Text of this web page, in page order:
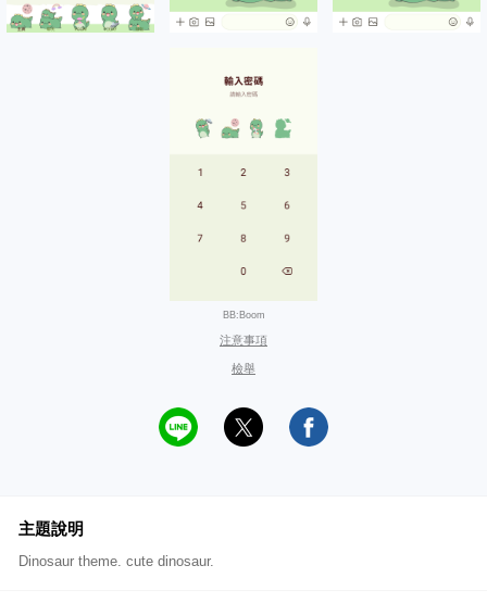
BB:Boom
注意事項
檢舉
主題說明
Dinosaur theme. cute dinosaur.